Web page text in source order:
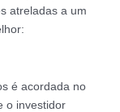
atreladas a um
é acordada no
o investidor